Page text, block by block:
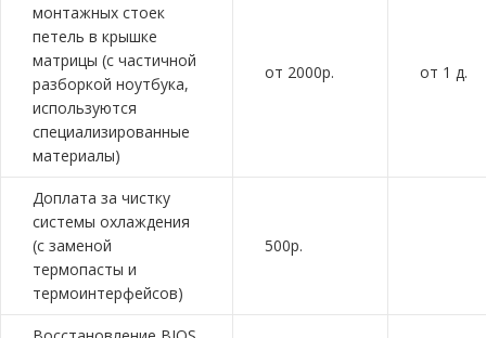
монтажных стоек
петель в крышке
матрицы (с частичной
разборкой ноутбука,
используются
специализированные
материалы)
от 2000р. от 1 д.
Доплата за чистку
системы охлаждения
(с заменой
термопасты и
термоинтерфейсов)
500р.